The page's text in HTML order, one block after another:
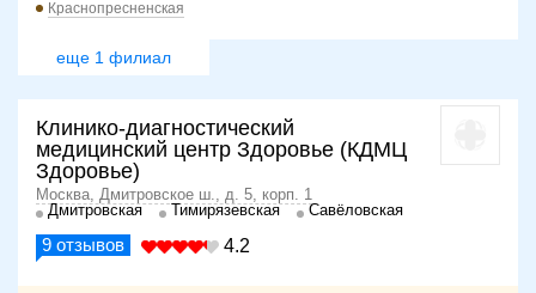
Краснопресненская
еще 1 филиал
Клинико-диагностический
медицинский центр Здоровье (КДМЦ
Здоровье)
Москва, Дмитровское ш., д. 5, корп. 1
Дмитровская
Тимирязевская Савёловская
9 отзывов 4.2